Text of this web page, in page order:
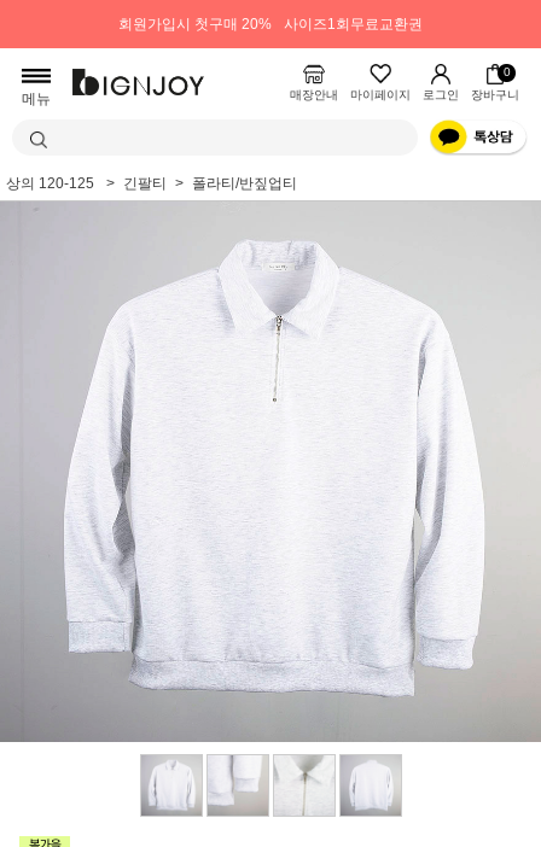
회원가입시 첫구매 20% 사이즈1회무료교환권
메뉴 매장안내 마이페이지 로그인
0
장바구니
상의 120-125 긴팔티 폴라티/반짚업티